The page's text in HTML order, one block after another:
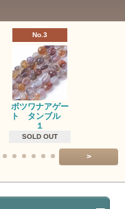
No.3
ボツワナアゲー
ト タンブル
１
SOLD OUT
>